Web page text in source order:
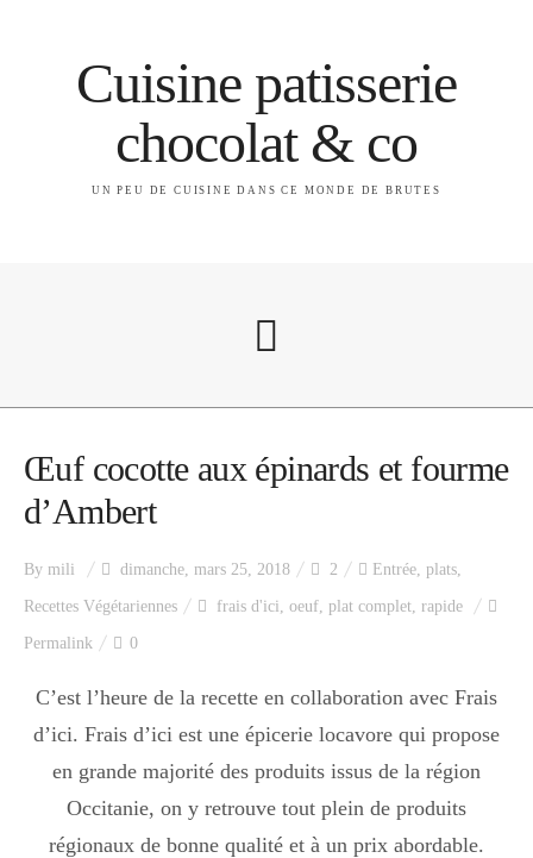
Cuisine patisserie
chocolat & co
UN PEU DE CUISINE DANS CE MONDE DE BRUTES
A propos
Catégories
Apéro
Entrée
Œuf cocotte aux épinards et fourme
d’Ambert
By mili dimanche, mars 25, 2018 2 Entrée, plats,
Recettes Végétariennes frais d'ici, oeuf, plat complet, rapide
Permalink 0
C’est l’heure de la recette en collaboration avec Frais
d’ici. Frais d’ici est une épicerie locavore qui propose
en grande majorité des produits issus de la région
Occitanie, on y retrouve tout plein de produits
régionaux de bonne qualité et à un prix abordable.